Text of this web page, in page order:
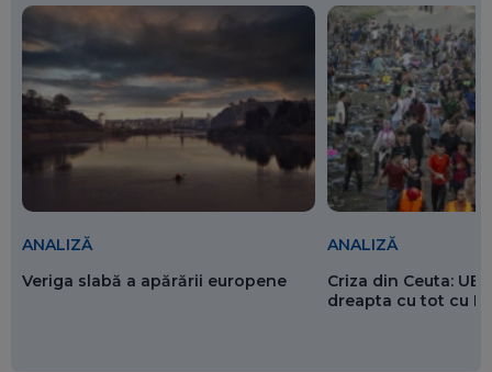
ANALIZĂ
Veriga slabă a apărării europene
ANALIZĂ
Criza din Ceuta: UE
dreapta cu tot cu